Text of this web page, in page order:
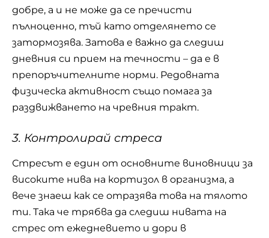
добре, а и не може да се пречисти
пълноценно, тъй като отделянето се
затормозява. Затова е важно да следиш
дневния си прием на течности – да е в
препоръчителните норми. Редовната
физическа активност също помага за
раздвижването на чревния тракт.
3. Контролирай стреса
Стресът е един от основните виновници за
високите нива на кортизол в организма, а
вече знаеш как се отразява това на тялото
ти. Така че трябва да следиш нивата на
стрес от ежедневието и дори в